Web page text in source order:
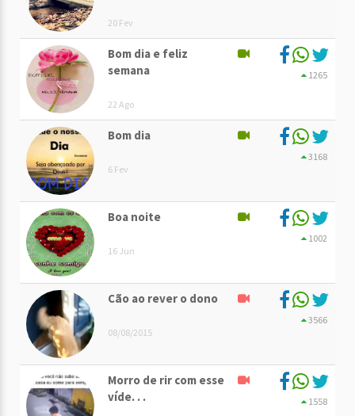
20 Fev
Bom dia e feliz
semana
22 Ago
1265
Bom dia
6 Fev
3168
Boa noite
16 Jun
1002
Cão ao rever o dono
08/08/2015
3566
Morro de rir com esse
víde. . .
1558